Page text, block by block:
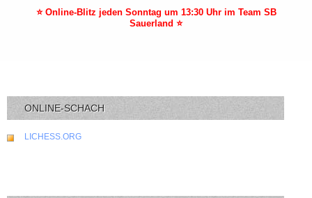
⭐ Online-Blitz jeden Sonntag um 13:30 Uhr im Team SB
Sauerland ⭐
ONLINE-SCHACH
LICHESS.ORG